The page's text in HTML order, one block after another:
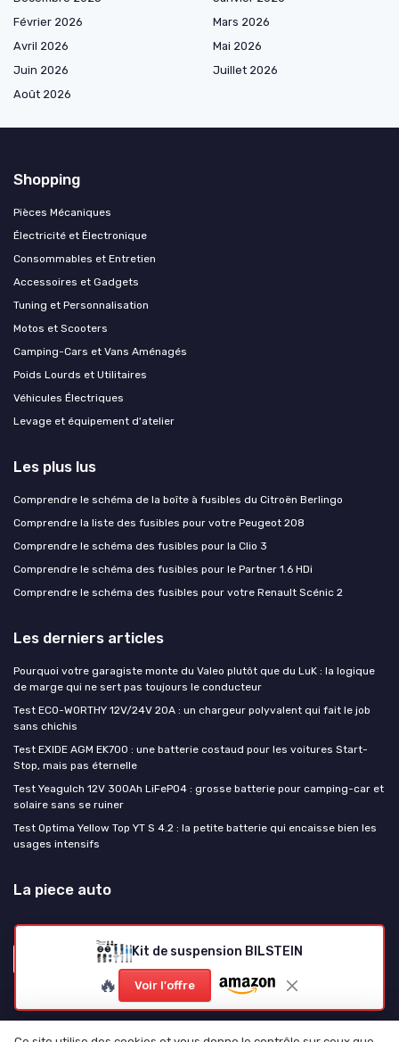
Kit de suspension BILSTEIN
🔥 Voir l'offre
Février 2026
Mars 2026
Avril 2026
Mai 2026
Juin 2026
Juillet 2026
Août 2026
Shopping
Pièces Mécaniques
Électricité et Électronique
Consommables et Entretien
Accessoires et Gadgets
Tuning et Personnalisation
Motos et Scooters
Camping-Cars et Vans Aménagés
Poids Lourds et Utilitaires
Véhicules Électriques
Levage et équipement d'atelier
Les plus lus
Comprendre le schéma de la boîte à fusibles du Citroën Berlingo
Comprendre la liste des fusibles pour votre Peugeot 208
Comprendre le schéma des fusibles pour la Clio 3
Comprendre le schéma des fusibles pour le Partner 1.6 HDi
Comprendre le schéma des fusibles pour votre Renault Scénic 2
Les derniers articles
Pourquoi votre garagiste monte du Valeo plutôt que du LuK : la logique
de marge qui ne sert pas toujours le conducteur
Test ECO-WORTHY 12V/24V 20A : un chargeur polyvalent qui fait le job
sans chichis
Test EXIDE AGM EK700 : une batterie costaud pour les voitures Start-
Stop, mais pas éternelle
Test Yeagulch 12V 300Ah LiFePO4 : grosse batterie pour camping-car et
solaire sans se ruiner
Test Optima Yellow Top YT S 4.2 : la petite batterie qui encaisse bien les
usages intensifs
La piece auto